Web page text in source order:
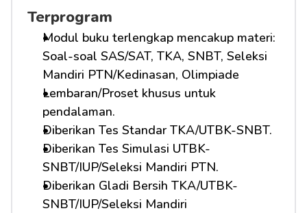
Terprogram
Modul buku terlengkap mencakup materi:
Soal-soal SAS/SAT, TKA, SNBT, Seleksi
Mandiri PTN/Kedinasan, Olimpiade
Lembaran/Proset khusus untuk
pendalaman.
Diberikan Tes Standar TKA/UTBK-SNBT.
Diberikan Tes Simulasi UTBK-
SNBT/IUP/Seleksi Mandiri PTN.
Diberikan Gladi Bersih TKA/UTBK-
SNBT/IUP/Seleksi Mandiri